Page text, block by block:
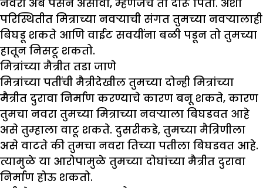
नवरा अ‍ॅब पर्सन असावा, म्हणजेच तो दारू पितो. अशा
परिस्थितीत मित्राच्या नवऱ्याची संगत तुमच्या नवऱ्यालाही
बिघडू शकते आणि वाईट सवयींना बळी पडून तो तुमच्या
हातून निसटू शकतो.
मित्रांच्या मैत्रीत तडा जाणे
मित्रांच्या पतींची मैत्रीदेखील तुमच्या दोन्ही मित्रांच्या
मैत्रीत दुरावा निर्माण करण्याचे कारण बनू शकते, कारण
तुमचा नवरा तुमच्या मित्राच्या नवऱ्याला बिघडवत आहे
असे तुम्हाला वाटू शकते. दुसरीकडे, तुमच्या मैत्रिणीला
असे वाटते की तुमचा नवरा तिच्या पतीला बिघडवत आहे.
त्यामुळे या आरोपामुळे तुमच्या दोघांच्या मैत्रीत दुरावा
निर्माण होऊ शकतो.